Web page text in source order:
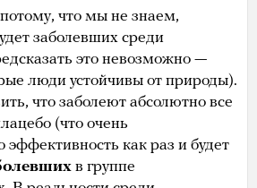
что мы не знаем,
заболевших среди
это невозможно —
люди устойчивы от природы).
что заболеют абсолютно все
(что очень
эффективность как раз и будет
в группе